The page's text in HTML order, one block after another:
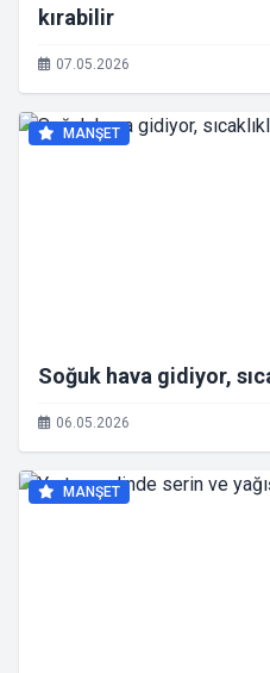
kırabilir
07.05.2026
MANŞET
Soğuk hava gidiyor,
06.05.2026
MANŞET